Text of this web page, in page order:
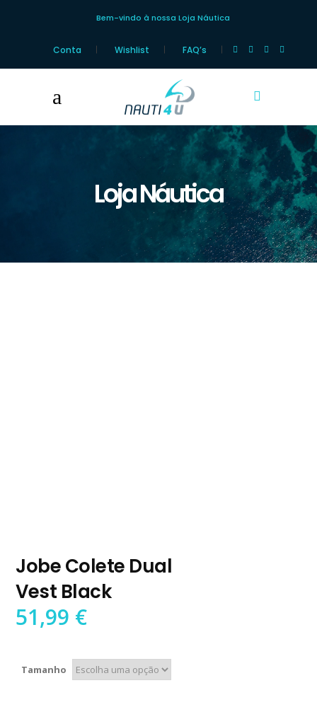
Bem-vindo à nossa Loja Náutica
Conta Wishlist FAQ’s
Loja Náutica
Jobe Colete Dual
Vest Black
51,99 €
Tamanho